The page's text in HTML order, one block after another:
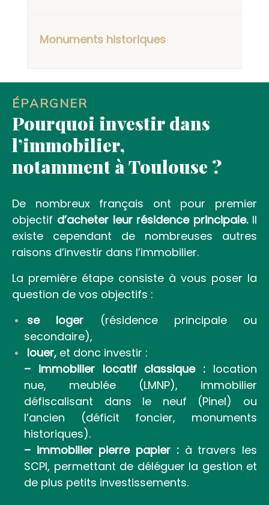
Monuments historiques
ÉPARGNER
Pourquoi investir dans
l’immobilier,
notamment à Toulouse ?
De nombreux français ont pour premier
objectif d’acheter leur résidence principale.Il
existe cependant de nombreuses autres
raisons d’investir dans l’immobilier.
La première étape consiste à vous poser la
question de vos objectifs :
se loger (résidence principale ou
secondaire),
louer, et donc investir :
– immobilier locatif classique : location
nue, meublée (LMNP), immobilier
défiscalisant dans le neuf (Pinel) ou
l’ancien (déficit foncier, monuments
historiques).
– immobilier pierre papier :à travers les
SCPI, permettant de déléguer la gestion et
de plus petits investissements.